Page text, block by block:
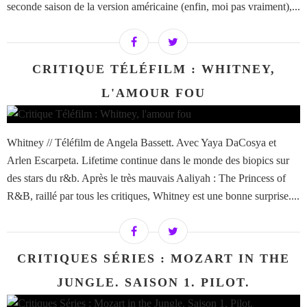
seconde saison de la version américaine (enfin, moi pas vraiment),...
CRITIQUE TÉLÉFILM : WHITNEY,
L'AMOUR FOU
Whitney // Téléfilm de Angela Bassett. Avec Yaya DaCosya et
Arlen Escarpeta. Lifetime continue dans le monde des biopics sur
des stars du r&b. Après le très mauvais Aaliyah : The Princess of
R&B, raillé par tous les critiques, Whitney est une bonne surprise....
CRITIQUES SÉRIES : MOZART IN THE
JUNGLE. SAISON 1. PILOT.